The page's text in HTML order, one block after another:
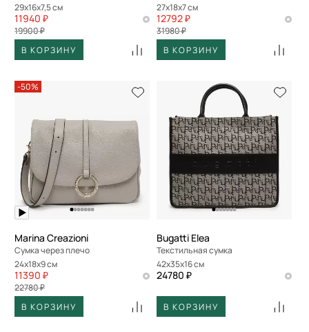
29x16x7,5 см
11940 ₽
19900 ₽
В КОРЗИНУ
27x18x7 см
12792 ₽
31980 ₽
В КОРЗИНУ
-50%
Marina Creazioni
Сумка через плечо
24x18x9 см
11390 ₽
22780 ₽
В КОРЗИНУ
Bugatti Elea
Текстильная сумка
42x35x16 см
24780 ₽
В КОРЗИНУ